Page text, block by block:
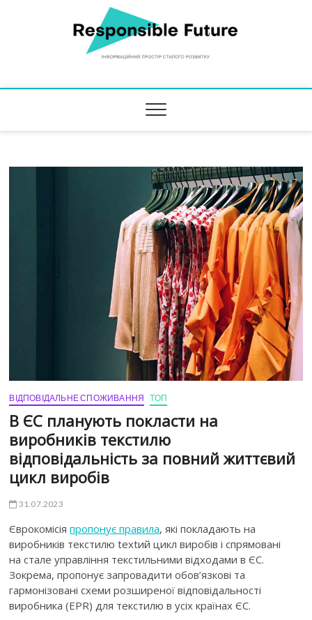
Responsible Future
ВІДПОВІДАЛЬНЕ СПОЖИВАННЯ ТОП
В ЄС планують покласти на
виробників текстилю
відповідальність за повний життєвий
цикл виробів
31.07.2023
Єврокомісіяпропонує правила, які покладають на
виробників текстилю textий цикл виробів і спрямовані
на стале управління текстильними відходами в ЄС.
Зокрема, пропонує запровадити обов’язкові та
гармонізовані схеми розширеної відповідальності
виробника (EPR) для текстилю в усіх країнах ЄС.